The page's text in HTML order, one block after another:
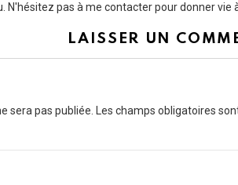
N'hésitez pas à me contacter pour donner vie
LAISSER UN
sera pas publiée. Les champs obligatoires